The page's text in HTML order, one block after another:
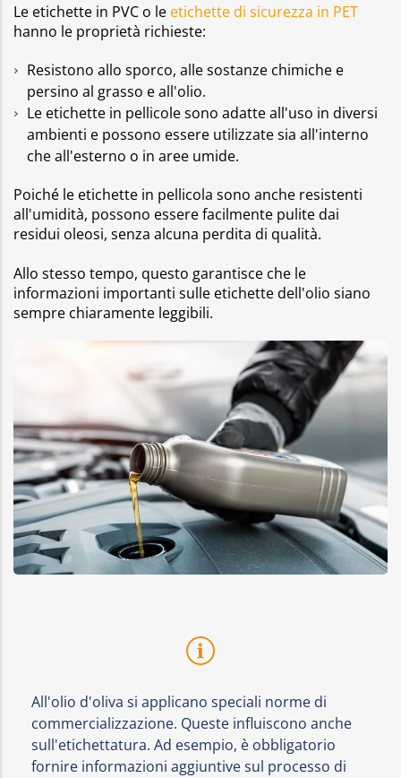
Le etichette in PVC o le etichette di sicurezza in PET
hanno le proprietà richieste:
Resistono allo sporco, alle sostanze chimiche e
persino al grasso e all'olio.
Le etichette in pellicole sono adatte all'uso in diversi
ambienti e possono essere utilizzate sia all'interno
che all'esterno o in aree umide.
Poiché le etichette in pellicola sono anche resistenti
all'umidità, possono essere facilmente pulite dai
residui oleosi, senza alcuna perdita di qualità.
Allo stesso tempo, questo garantisce che le
informazioni importanti sulle etichette dell'olio siano
sempre chiaramente leggibili.
All'olio d'oliva si applicano speciali norme di
commercializzazione. Queste influiscono anche
sull'etichettatura. Ad esempio, è obbligatorio
fornire informazioni aggiuntive sul processo di